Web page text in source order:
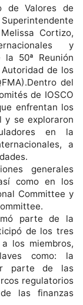
de Valores de
Cortizo,
y
la 50ª Reunión
de los
del
de IOSCO
enfrentan los
y se exploraron
en la
a
generales
como en los
Committee y
parte de la
de los tres
los miembros,
como: la
parte de las
regulatorios
las finanzas